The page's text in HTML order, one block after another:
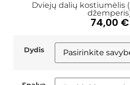
Dviejų dalių kostiumėlis
74,00 €
Dydis